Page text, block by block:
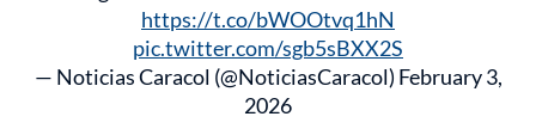
https://t.co/bWOOtvq1hN
pic.twitter.com/sgb5sBXX2S
— Noticias Caracol (@NoticiasCaracol) February 3,
2026